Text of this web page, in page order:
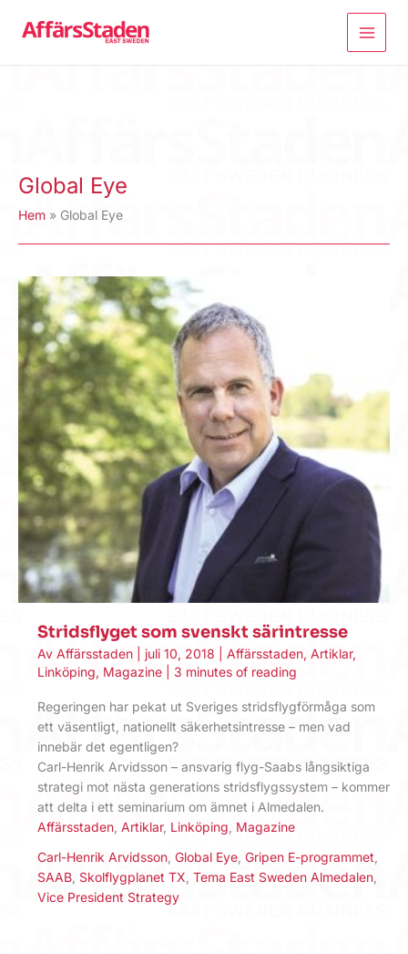
Global Eye
Hem Global Eye
Stridsflyget som svenskt särintresse
Av Affärsstaden juli 10, 2018 Affärsstaden, Artiklar,
Linköping, Magazine 3 minutes of reading
Regeringen har pekat ut Sveriges stridsflygförmåga som
ett väsentligt, nationellt säkerhetsintresse – men vad
innebär det egentligen?
Carl-Henrik Arvidsson – ansvarig flyg-Saabs långsiktiga
strategi mot nästa generations stridsflygssystem – kommer
att delta i ett seminarium om ämnet i Almedalen.
Affärsstaden Artiklar, Linköping Magazine
Carl-Henrik Arvidsson Global Eye Gripen E-programmet
SAAB Skolflygplanet TX Tema East Sweden Almedalen
Vice President Strategy